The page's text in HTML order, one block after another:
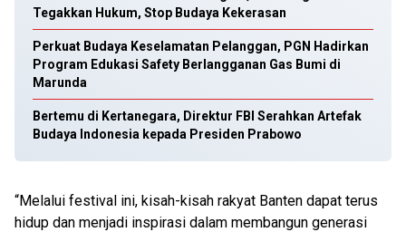
Tegakkan Hukum, Stop Budaya Kekerasan
Perkuat Budaya Keselamatan Pelanggan, PGN Hadirkan
Program Edukasi Safety Berlangganan Gas Bumi di
Marunda
Bertemu di Kertanegara, Direktur FBI Serahkan Artefak
Budaya Indonesia kepada Presiden Prabowo
“Melalui festival ini, kisah-kisah rakyat Banten dapat terus
hidup dan menjadi inspirasi dalam membangun generasi